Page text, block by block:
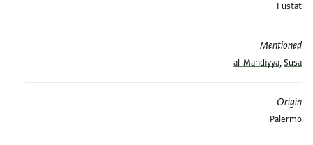
Fustat
Mentioned
al-Mahdiyya,Sūsa
Origin
Palermo